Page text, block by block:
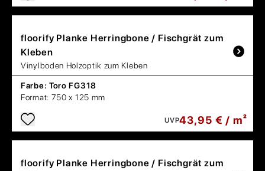
floorify Planke Herringbone / Fischgrät zum
Kleben
Vinylboden Holzoptik zum Kleben
Farbe: Toro FG318
Format: 750 x 125 mm
UVP43,95 € / m²
floorify Planke Herringbone / Fischgrät zum